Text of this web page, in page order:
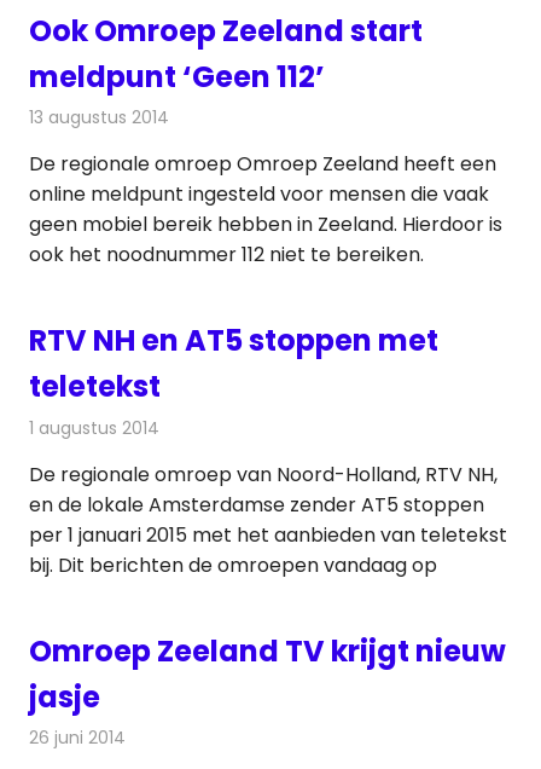
Ook Omroep Zeeland start
meldpunt ‘Geen 112’
13 augustus 2014
De regionale omroep Omroep Zeeland heeft een
online meldpunt ingesteld voor mensen die vaak
geen mobiel bereik hebben in Zeeland. Hierdoor is
ook het noodnummer 112 niet te bereiken.
RTV NH en AT5 stoppen met
teletekst
1 augustus 2014
De regionale omroep van Noord-Holland, RTV NH,
en de lokale Amsterdamse zender AT5 stoppen
per 1 januari 2015 met het aanbieden van teletekst
bij. Dit berichten de omroepen vandaag op
Omroep Zeeland TV krijgt nieuw
jasje
26 juni 2014